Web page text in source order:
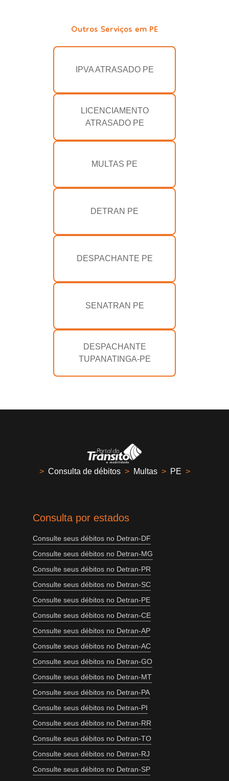
Outros Serviços em PE
IPVA ATRASADO PE
LICENCIAMENTO
ATRASADO PE
MULTAS PE
DETRAN PE
DESPACHANTE PE
SENATRAN PE
DESPACHANTE
TUPANATINGA-PE
> Consulta de débitos > Multas > PE >
Consulta por estados
Consulte seus débitos no Detran-DF
Consulte seus débitos no Detran-MG
Consulte seus débitos no Detran-PR
Consulte seus débitos no Detran-SC
Consulte seus débitos no Detran-PE
Consulte seus débitos no Detran-CE
Consulte seus débitos no Detran-AP
Consulte seus débitos no Detran-AC
Consulte seus débitos no Detran-GO
Consulte seus débitos no Detran-MT
Consulte seus débitos no Detran-PA
Consulte seus débitos no Detran-PI
Consulte seus débitos no Detran-RR
Consulte seus débitos no Detran-TO
Consulte seus débitos no Detran-RJ
Consulte seus débitos no Detran-SP